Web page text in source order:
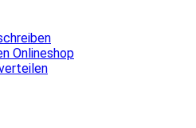
Onlineshop